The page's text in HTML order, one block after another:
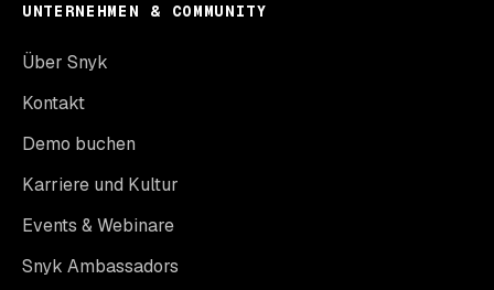
UNTERNEHMEN & COMMUNITY
Über Snyk
Kontakt
Demo buchen
Karriere und Kultur
Events & Webinare
Snyk Ambassadors